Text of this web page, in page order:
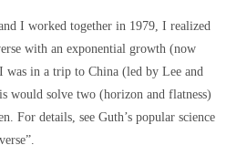
I worked together in 1979, I realized
with an exponential growth (now
in a trip to China (led by Lee and
would solve two (horizon and flatness)
For details, see Guth’s popular science